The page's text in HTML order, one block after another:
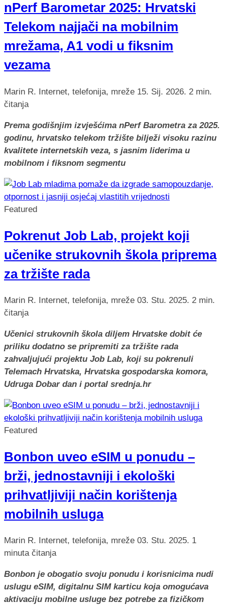
nPerf Barometar 2025: Hrvatski
Telekom najjači na mobilnim
mrežama, A1 vodi u fiksnim
vezama
Marin R. Internet, telefonija, mreže 15. Sij. 2026. 2 min.
čitanja
Prema godišnjim izvješćima nPerf Barometra za 2025.
godinu, hrvatsko telekom tržište bilježi visoku razinu
kvalitete internetskih veza, s jasnim liderima u
mobilnom i fiksnom segmentu
Featured
Pokrenut Job Lab, projekt koji
učenike strukovnih škola priprema
za tržište rada
Marin R. Internet, telefonija, mreže 03. Stu. 2025. 2 min.
čitanja
Učenici strukovnih škola diljem Hrvatske dobit će
priliku dodatno se pripremiti za tržište rada
zahvaljujući projektu Job Lab, koji su pokrenuli
Telemach Hrvatska, Hrvatska gospodarska komora,
Udruga Dobar dan i portal srednja.hr
Featured
Bonbon uveo eSIM u ponudu –
brži, jednostavniji i ekološki
prihvatljiviji način korištenja
mobilnih usluga
Marin R. Internet, telefonija, mreže 03. Stu. 2025. 1
minuta čitanja
Bonbon je obogatio svoju ponudu i korisnicima nudi
uslugu eSIM, digitalnu SIM karticu koja omogućava
aktivaciju mobilne usluge bez potrebe za fizičkom